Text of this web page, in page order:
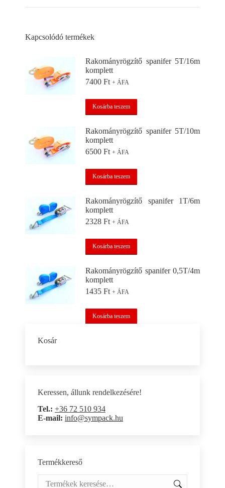
Kapcsolódó termékek
Rakományrögzítő spanifer 5T/16m
komplett
7400 Ft + ÁFA
Kosárba teszem
Rakományrögzítő spanifer 5T/10m
komplett
6500 Ft + ÁFA
Kosárba teszem
Rakományrögzítő spanifer 1T/6m
komplett
2328 Ft + ÁFA
Kosárba teszem
Rakományrögzítő spanifer 0,5T/4m
komplett
1435 Ft + ÁFA
Kosárba teszem
Kosár
Keressen, állunk rendelkezésére!
Tel.: +36 72 510 934
E-mail: info@sympack.hu
Termékkereső